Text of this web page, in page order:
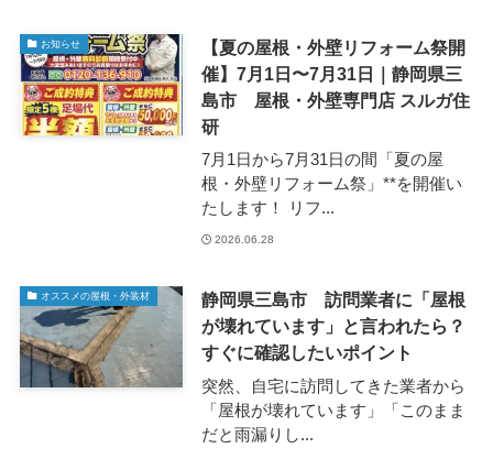
お知らせ
【夏の屋根・外壁リフォーム祭開
催】7月1日〜7月31日｜静岡県三
島市 屋根・外壁専門店 スルガ住
研
7月1日から7月31日の間「夏の屋
根・外壁リフォーム祭」**を開催い
たします！ リフ...
2026.06.28
オススメの屋根・外装材
静岡県三島市 訪問業者に「屋根
が壊れています」と言われたら？
すぐに確認したいポイント
突然、自宅に訪問してきた業者から
「屋根が壊れています」「このまま
だと雨漏りし...